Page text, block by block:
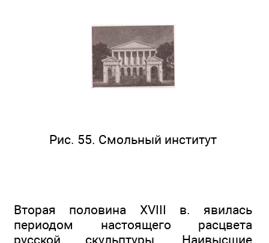
Рис. 55. Смольный институт
Вторая половина XVIII в. явилась
периодом настоящего расцвета
русской скульптуры. Наивысшие